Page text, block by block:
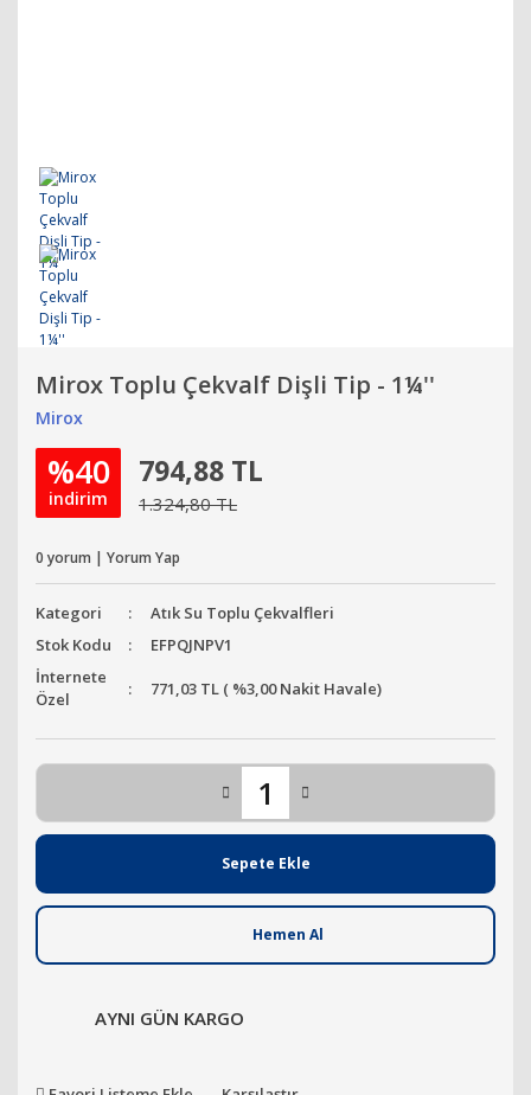
Mirox Toplu Çekvalf Dişli Tip - 1¼''
Mirox
%40
indirim
794,88 TL
1.324,80 TL
0 yorum | Yorum Yap
Kategori
Atık Su Toplu Çekvalfleri
Stok Kodu
EFPQJNPV1
İnternete
Özel
771,03 TL ( %3,00 Nakit Havale)
Sepete Ekle
Hemen Al
AYNI GÜN KARGO